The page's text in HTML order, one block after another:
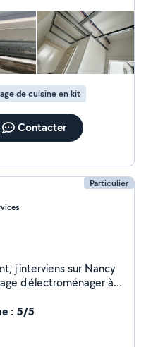
autre voisin. Le travail
(maladie,
final rien n’était
et un plan de travail
perdue puisque tout
qu’un autre
!
de cuisine en kit
Contacter
Particulier
d'électroménager à
la réparation
intéressante afin
: 5/5